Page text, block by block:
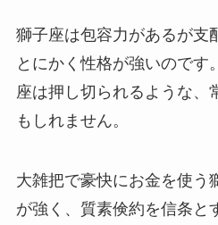
獅子座は包容力があるが支
とにかく性格が強いのです
座は押し切られるような、
もしれません。
大雑把で豪快にお金を使う
が強く、質素倹約を信条と